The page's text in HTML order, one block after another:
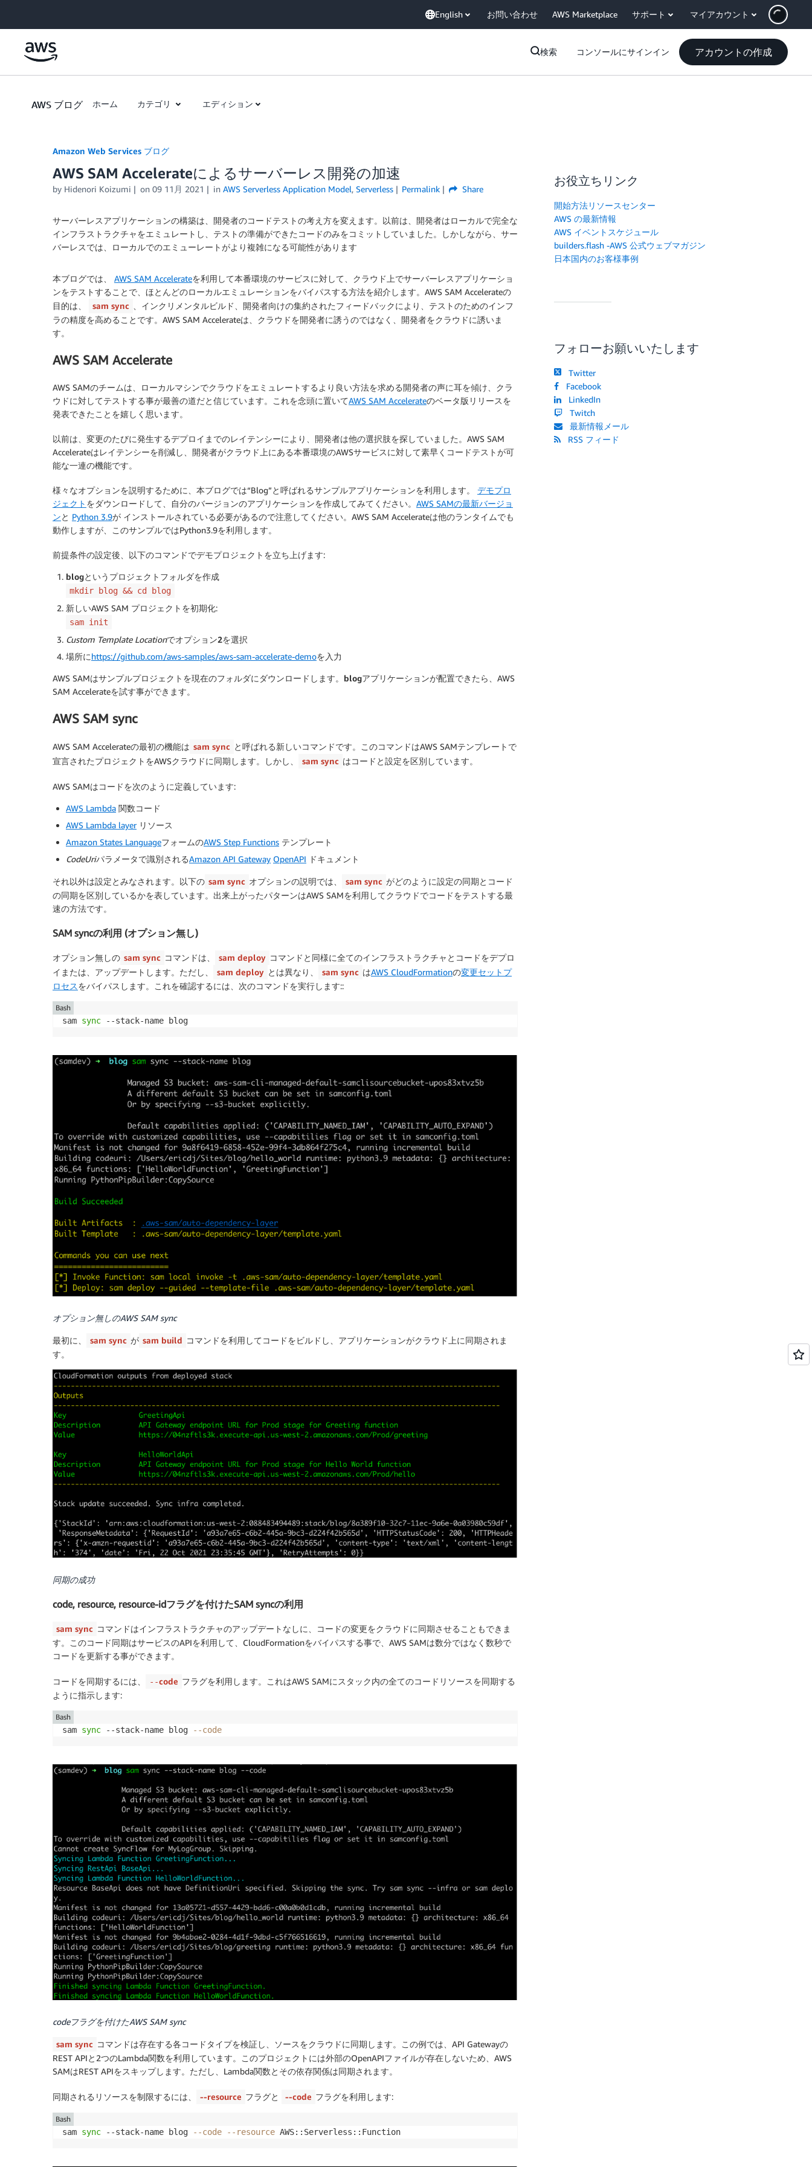
English お問い合わせ AWS Marketplace サポート マイアカウント
検索 コンソールにサインイン アカウントの作成
AWS ブログ ホーム カテゴリ エディション
Amazon Web Services ブログ
AWS SAM Accelerateによるサーバーレス開発の加速
by Hidenori Koizumi on 09 11月 2021 in AWS Serverless Application Model, Serverless Permalink Share
サーバーレスアプリケーションの構築は、開発者のコードテストの考え方を変えます。以前は、開発者はローカルで完全な
インフラストラクチャをエミュレートし、テストの準備ができたコードのみをコミットしていました。しかしながら、サー
バーレスでは、ローカルでのエミューレートがより複雑になる可能性があります
本ブログでは、 AWS SAM Accelerateを利用して本番環境のサービスに対して、クラウド上でサーバーレスアプリケーショ
ンをテストすることで、ほとんどのローカルエミュレーションをバイパスする方法を紹介します。AWS SAM Accelerateの
目的は、
sam sync
、インクリメンタルビルド、開発者向けの集約されたフィードバックにより、テストのためのインフ
ラの精度を高めることです。AWS SAM Accelerateは、クラウドを開発者に誘うのではなく、開発者をクラウドに誘いま
す。
AWS SAM Accelerate
AWS SAMのチームは、ローカルマシンでクラウドをエミュレートするより良い方法を求める開発者の声に耳を傾け、クラ
ウドに対してテストする事が最善の道だと信じています。これを念頭に置いてAWS SAM Accelerateのベータ版リリースを
発表できたことを嬉しく思います。
以前は、変更のたびに発生するデプロイまでのレイテンシーにより、開発者は他の選択肢を探していました。AWS SAM
Accelerateはレイテンシーを削減し、開発者がクラウド上にある本番環境のAWSサービスに対して素早くコードテストが可
能な一連の機能です。
様々なオプションを説明するために、本ブログでは“Blog”と呼ばれるサンプルアプリケーションを利用します。 デモプロ
ジェクト をダウンロードして、自分のバージョンのアプリケーションを作成してみてください。 AWS SAMの最新バージョ
ンと Python 3.9が インストールされている必要があるので注意してください。AWS SAM Accelerateは他のランタイムでも
動作しますが、このサンプルではPython3.9を利用します。
前提条件の設定後、以下のコマンドでデモプロジェクトを立ち上げます:
blogというプロジェクトフォルダを作成
mkdir blog && cd blog
新しいAWS SAM プロジェクトを初期化:
sam init
Custom Template Locationでオプション2を選択
場所にhttps://github.com/aws-samples/aws-sam-accelerate-demoを入力
AWS SAMはサンプルプロジェクトを現在のフォルダにダウンロードします。 blogアプリケーションが配置できたら、AWS
SAM Accelerateを試す事ができます。
AWS SAM sync
AWS SAM Accelerateの最初の機能は sam sync と呼ばれる新しいコマンドです。このコマンドはAWS SAMテンプレートで
宣言されたプロジェクトをAWSクラウドに同期します。しかし、
sam sync はコードと設定を区別しています。
AWS SAMはコードを次のように定義しています:
AWS Lambda 関数コード
AWS Lambda layerリソース
Amazon States LanguageフォームのAWS Step Functions テンプレート
CodeUriパラメータで識別されるAmazon API Gateway OpenAPI ドキュメント
それ以外は設定とみなされます。以下の sam sync オプションの説明では、 sam sync がどのように設定の同期とコード
の同期を区別しているかを表しています。出来上がったパターンはAWS SAMを利用してクラウドでコードをテストする最
速の方法です。
SAM syncの利用 (オプション無し)
オプション無しの sam sync コマンドは、 sam deploy コマンドと同様に全てのインフラストラクチャとコードをデプロ
イまたは、アップデートします。ただし、
sam deploy とは異なり、 sam sync はAWS CloudFormationの変更セットプ
ロセスをバイパスします。これを確認するには、次のコマンドを実行します::
sam sync --stack-name blog
Bash
オプション無しのAWS SAM sync
最初に、 sam sync が sam build コマンドを利用してコードをビルドし、アプリケーションがクラウド上に同期されま
す。
同期の成功
code, resource, resource-idフラグを付けたSAM syncの利用
sam sync コマンドはインフラストラクチャのアップデートなしに、コードの変更をクラウドに同期させることもできま
す。このコード同期はサービスのAPIを利用して、CloudFormationをバイパスする事で、AWS SAMは数分ではなく数秒で
コードを更新する事ができます。
コードを同期するには、 --code フラグを利用します。これはAWS SAMにスタック内の全てのコードリソースを同期する
ように指示します:
sam sync --stack-name blog --code
Bash
codeフラグを付けたAWS SAM sync
sam sync コマンドは存在する各コードタイプを検証し、ソースをクラウドに同期します。この例では、API Gatewayの
REST APIと2つのLambda関数を利用しています。このプロジェクトには外部のOpenAPIファイルが存在しないため、AWS
SAMはREST APIをスキップします。ただし、Lambda関数とその依存関係は同期されます。
同期されるリソースを制限するには、 --resource フラグと --code フラグを利用します:
sam sync --stack-name blog --code --resource AWS::Serverless::Function
Bash
お役立ちリンク
開始方法リソースセンター
AWS の最新情報
AWS イベントスケジュール
builders.flash -AWS 公式ウェブマガジン
日本国内のお客様事例
フォローお願いいたします
Twitter
Facebook
LinkedIn
Twitch
最新情報メール
RSS フィード